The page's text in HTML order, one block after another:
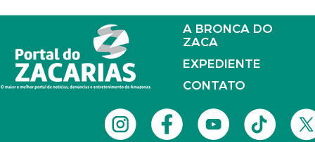
A BRONCA DO
ZACA
EXPEDIENTE
CONTATO